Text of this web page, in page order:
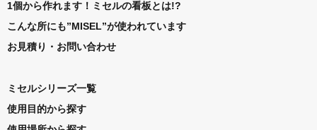
1個から作れます！ミセルの看板とは!?
こんな所にも”MISEL”が使われています
お見積り・お問い合わせ
ミセルシリーズ一覧
使用目的から探す